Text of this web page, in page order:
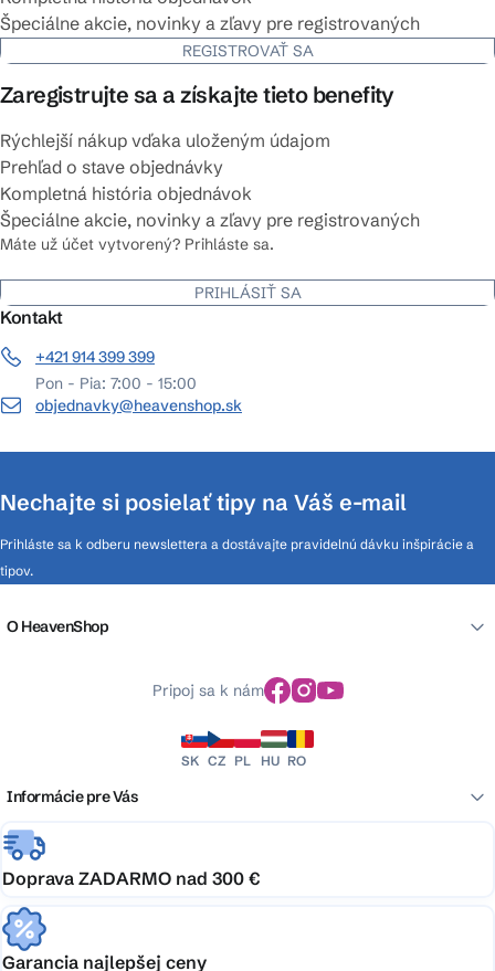
Špeciálne akcie, novinky a zľavy pre registrovaných
REGISTROVAŤ SA
Zaregistrujte sa a získajte tieto benefity
Rýchlejší nákup vďaka uloženým údajom
Prehľad o stave objednávky
Kompletná história objednávok
Špeciálne akcie, novinky a zľavy pre registrovaných
Máte už účet vytvorený? Prihláste sa.
PRIHLÁSIŤ SA
Kontakt
+421 914 399 399
Pon - Pia: 7:00 - 15:00
objednavky@heavenshop.sk
Nechajte si posielať tipy na Váš e-mail
Prihláste sa k odberu newslettera a dostávajte pravidelnú dávku inšpirácie a
tipov.
O HeavenShop
Pripoj sa k nám
SK CZ PL HU RO
Informácie pre Vás
Doprava ZADARMO nad 300 €
Garancia najlepšej ceny